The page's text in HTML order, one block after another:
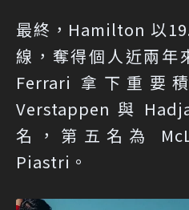
最終，Hamilton 以
線，奪得個人近兩年
Ferrari 拿下重要
Verstappen 與
名，第五名為
Piastri。